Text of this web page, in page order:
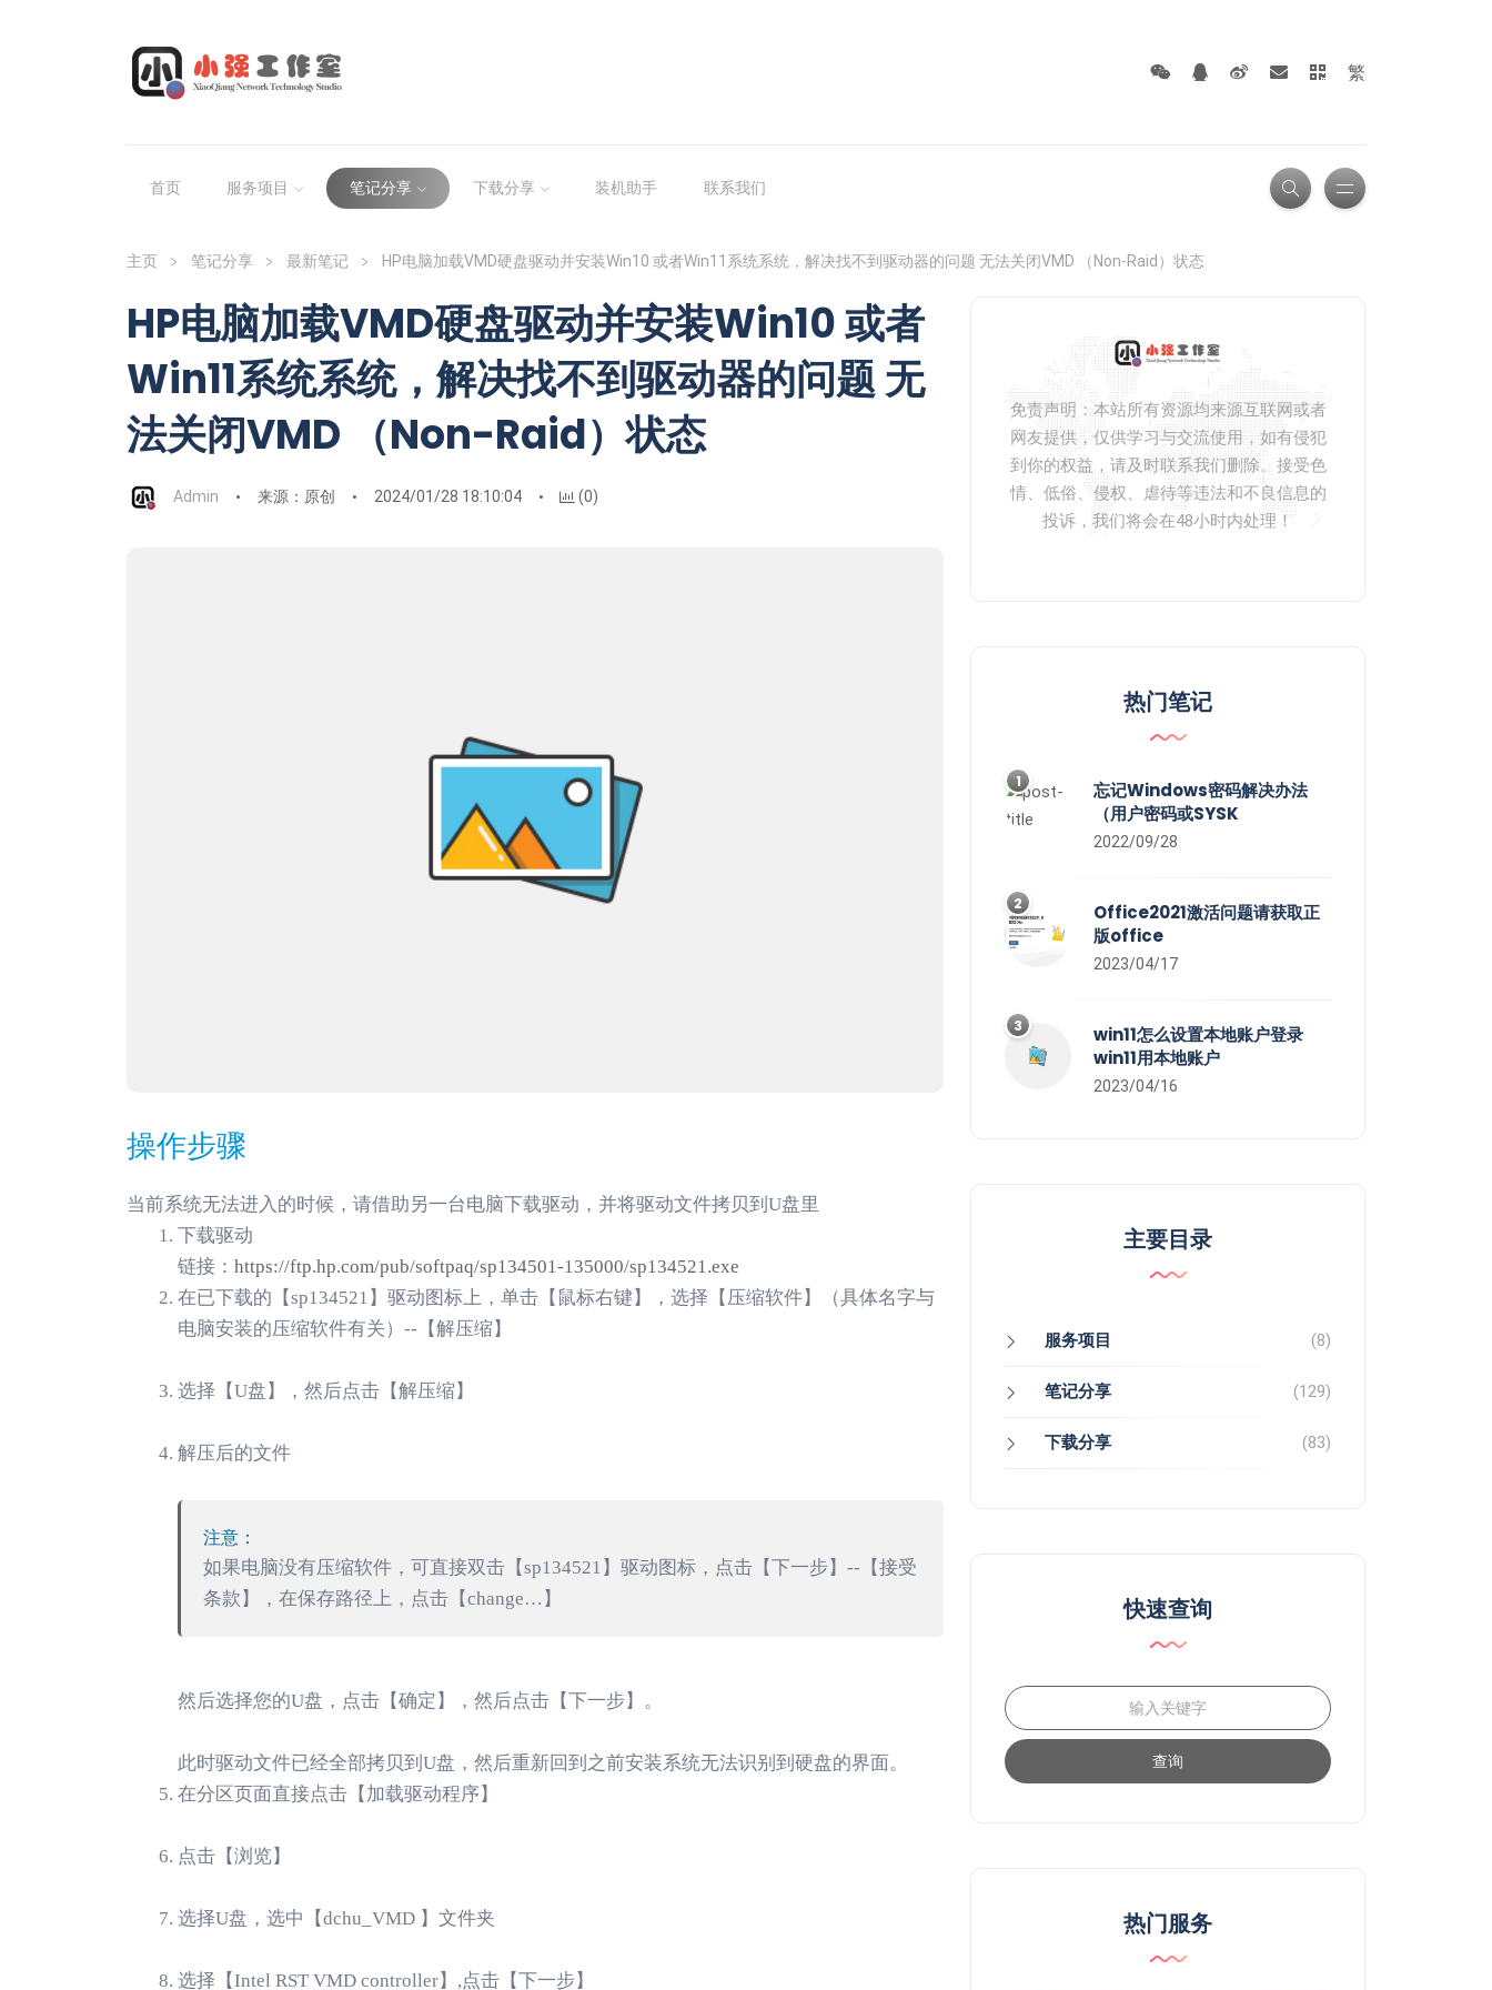
繁
首页 服务项目 笔记分享 下载分享 装机助手 联系我们
主页 笔记分享 最新笔记 HP电脑加载VMD硬盘驱动并安装Win10 或者Win11系统系统，解决找不到驱动器的问题 无法关闭VMD （Non-Raid）状态
HP电脑加载VMD硬盘驱动并安装Win10 或者
Win11系统系统，解决找不到驱动器的问题 无
法关闭VMD （Non-Raid）状态
Admin 来源：原创 2024/01/28 18:10:04 (0)
操作步骤
当前系统无法进入的时候，请借助另一台电脑下载驱动，并将驱动文件拷贝到U盘里
下载驱动
链接： https://ftp.hp.com/pub/softpaq/sp134501-135000/sp134521.exe
在已下载的【sp134521】驱动图标上，单击【鼠标右键】，选择【压缩软件】（具体名字与
电脑安装的压缩软件有关）--【解压缩】
选择【U盘】，然后点击【解压缩】
解压后的文件
注意：
如果电脑没有压缩软件，可直接双击【sp134521】驱动图标，点击【下一步】--【接受
条款】，在保存路径上，点击【change…】
然后选择您的U盘，点击【确定】，然后点击【下一步】。
此时驱动文件已经全部拷贝到U盘，然后重新回到之前安装系统无法识别到硬盘的界面。
在分区页面直接点击【加载驱动程序】
点击【浏览】
选择U盘，选中【dchu_VMD 】文件夹
选择【Intel RST VMD controller】,点击【下一步】
免责声明：本站所有资源均来源互联网或者
网友提供，仅供学习与交流使用，如有侵犯
到你的权益，请及时联系我们删除。接受色
情、低俗、侵权、虐待等违法和不良信息的
投诉，我们将会在48小时内处理！
热门笔记
1
忘记Windows密码解决办法
（用户密码或SYSK
2022/09/28
2
Office2021激活问题请获取正
版office
2023/04/17
3
win11怎么设置本地账户登录
win11用本地账户
2023/04/16
主要目录
服务项目 (8)
笔记分享 (129)
下载分享 (83)
快速查询
查询
热门服务